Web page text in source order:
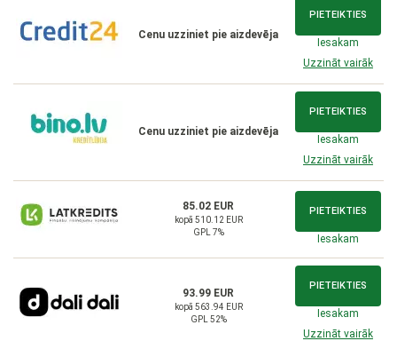
Cenu uzziniet pie aizdevēja
PIETEIKTIES
Iesakam
Uzzināt vairāk
Cenu uzziniet pie aizdevēja
PIETEIKTIES
Iesakam
Uzzināt vairāk
85.02 EUR
kopā 510.12 EUR
GPL 7%
PIETEIKTIES
Iesakam
93.99 EUR
kopā 563.94 EUR
GPL 52%
PIETEIKTIES
Iesakam
Uzzināt vairāk